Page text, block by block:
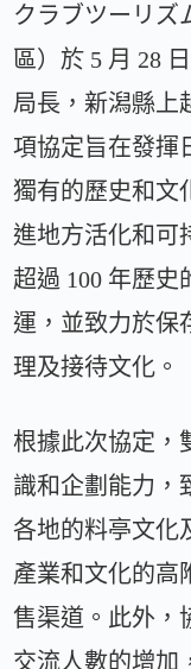
クラブツーリズ
區）於 5 月 28
局長，新潟縣上
項協定旨在發揮
獨有的歷史和文
進地方活化和可
超過 100 年歷
運，並致力於保
理及接待文化。
根據此次協定，
識和企劃能力，
各地的料亭文化
產業和文化的高
售渠道。此外，
交流人數的增加